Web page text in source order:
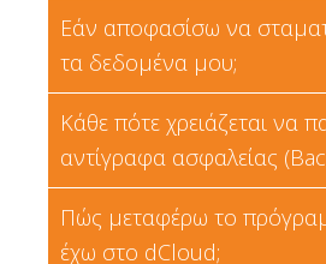
Εάν αποφασίσω να
τα δεδομένα μου;
Με τοDoctorWinCloud
χρειάζεται να
δεδομένα σας. Ακόμη και
σταματήσετε τη
Κάθε πότε χρειάζεται να
αντίγραφα ασφαλείας
Δεν χρειάζεται. Δεν
Πώς μεταφέρω το
έχω στο dCloud;